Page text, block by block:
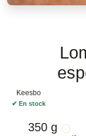
Keesbo
✔ En stock
350 g